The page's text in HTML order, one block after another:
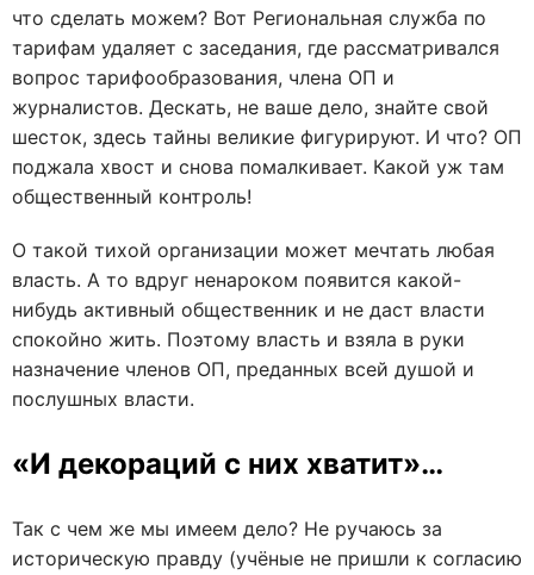
что сделать можем? Вот Региональная служба по
тарифам удаляет с заседания, где рассматривался
вопрос тарифообразования, члена ОП и
журналистов. Дескать, не ваше дело, знайте свой
шесток, здесь тайны великие фигурируют. И что? ОП
поджала хвост и снова помалкивает. Какой уж там
общественный контроль!
О такой тихой организации может мечтать любая
власть. А то вдруг ненароком появится какой-
нибудь активный общественник и не даст власти
спокойно жить. Поэтому власть и взяла в руки
назначение членов ОП, преданных всей душой и
послушных власти.
«И декораций с них хватит»…
Так с чем же мы имеем дело? Не ручаюсь за
историческую правду (учёные не пришли к согласию